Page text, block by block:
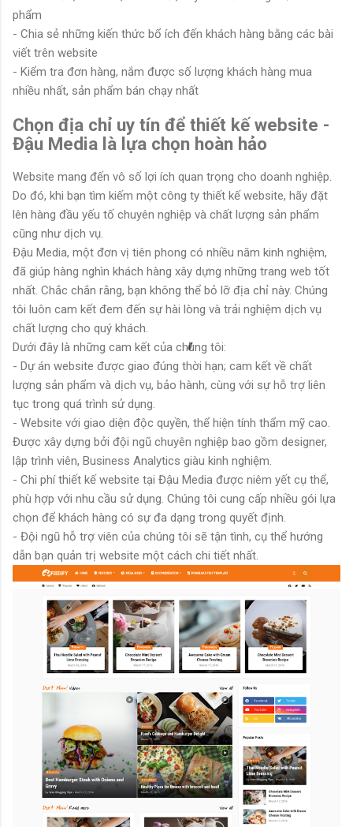
phẩm
- Chia sẻ những kiến thức bổ ích đến khách hàng bằng các bài
viết trên website
- Kiểm tra đơn hàng, nắm được số lượng khách hàng mua
nhiều nhất, sản phẩm bán chạy nhất
Chọn địa chỉ uy tín để thiết kế website -
Đậu Media là lựa chọn hoàn hảo
Website mang đến vô số lợi ích quan trọng cho doanh nghiệp.
Do đó, khi bạn tìm kiếm một công ty thiết kế website, hãy đặt
lên hàng đầu yếu tố chuyên nghiệp và chất lượng sản phẩm
cũng như dịch vụ.
Đậu Media, một đơn vị tiên phong có nhiều năm kinh nghiệm,
đã giúp hàng nghìn khách hàng xây dựng những trang web tốt
nhất. Chắc chắn rằng, bạn không thể bỏ lỡ địa chỉ này. Chúng
tôi luôn cam kết đem đến sự hài lòng và trải nghiệm dịch vụ
chất lượng cho quý khách.
Dưới đây là những cam kết của chúng tôi:
- Dự án website được giao đúng thời hạn; cam kết về chất
lượng sản phẩm và dịch vụ, bảo hành, cùng với sự hỗ trợ liên
tục trong quá trình sử dụng.
- Website với giao diện độc quyền, thể hiện tính thẩm mỹ cao.
Được xây dựng bởi đội ngũ chuyên nghiệp bao gồm designer,
lập trình viên, Business Analytics giàu kinh nghiệm.
- Chi phí thiết kế website tại Đậu Media được niêm yết cụ thể,
phù hợp với nhu cầu sử dụng. Chúng tôi cung cấp nhiều gói lựa
chọn để khách hàng có sự đa dạng trong quyết định.
- Đội ngũ hỗ trợ viên của chúng tôi sẽ tận tình, cụ thể hướng
dẫn bạn quản trị website một cách chi tiết nhất.